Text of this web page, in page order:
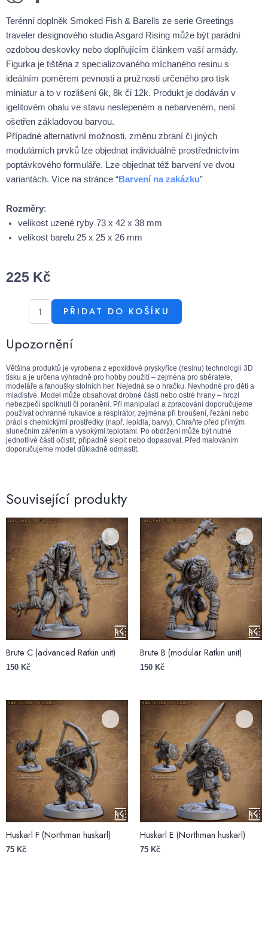
Terénní doplněk Smoked Fish & Barells ze serie Greetings
traveler designového studia Asgard Rising může být parádní
ozdobou deskovky nebo doplňujícím článkem vaší armády.
Figurka je tištěna z specializovaného míchaného resinu s
ideálním poměrem pevnosti a pružnosti určeného pro tisk
miniatur a to v rozlišení 6k, 8k či 12k. Produkt je dodáván v
igelitovém obalu ve stavu neslepeném a nebarveném, není
ošetřen základovou barvou.
Případné alternativní možnosti, změnu zbraní či jiných
modulárních prvků lze objednat individuálně prostřednictvím
poptávkového formuláře. Lze objednat též barvení ve dvou
variantách. Více na stránce “Barvení na zakázku”
Rozměry:
velikost uzené ryby 73 x 42 x 38 mm
velikost barelu 25 x 25 x 26 mm
225 Kč
PŘIDAT DO KOŠÍKU
Upozornění
Většina produktů je vyrobena z epoxidové pryskyřice (resinu) technologií 3D
tisku a je určena výhradně pro hobby použití – zejména pro sběratele,
modeláře a fanoušky stolních her. Nejedná se o hračku. Nevhodné pro děti a
mladistvé. Model může obsahovat drobné části nebo ostré hrany – hrozí
nebezpečí spolknutí či poranění. Při manipulaci a zpracování doporučujeme
používat ochranné rukavice a respirátor, zejména při broušení, řezání nebo
práci s chemickými prostředky (např. lepidla, barvy). Chraňte před přímým
slunečním zářením a vysokými teplotami. Po obdržení může být nutné
jednotlivé části očistit, případně slepit nebo dopasovat. Před malováním
doporučujeme model důkladně odmastit.
Související produkty
Brute C (advanced Ratkin unit)
150 Kč
Brute B (modular Ratkin unit)
150 Kč
Huskarl F (Northman huskarl)
75 Kč
Huskarl E (Northman huskarl)
75 Kč